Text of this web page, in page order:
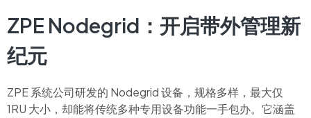
ZPE Nodegrid：开启带外管理新
纪元
ZPE系统公司研发的 Nodegrid设备，规格多样，最大仅
1RU 大小，却能将传统多种专用设备功能一手包办。它涵盖